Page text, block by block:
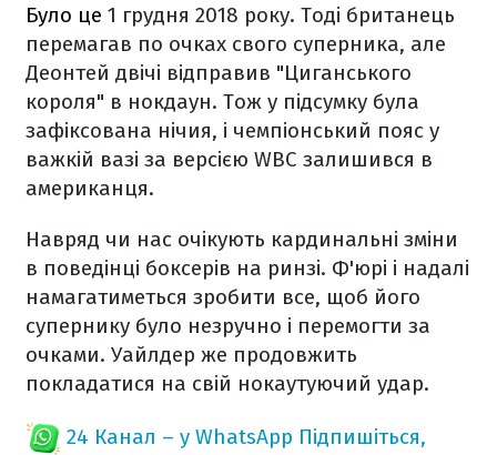
Було це 1 грудня 2018 року. Тоді британець
перемагав по очках свого суперника, але
Деонтей двічі відправив "Циганського
короля" в нокдаун. Тож у підсумку була
зафіксована нічия, і чемпіонський пояс у
важкій вазі за версією WBC залишився в
американця.
Навряд чи нас очікують кардинальні зміни
в поведінці боксерів на ринзі. Ф'юрі і надалі
намагатиметься зробити все, щоб його
супернику було незручно і перемогти за
очками. Уайлдер же продовжить
покладатися на свій нокаутуючий удар.
24 Канал – у WhatsApp Підпишіться,